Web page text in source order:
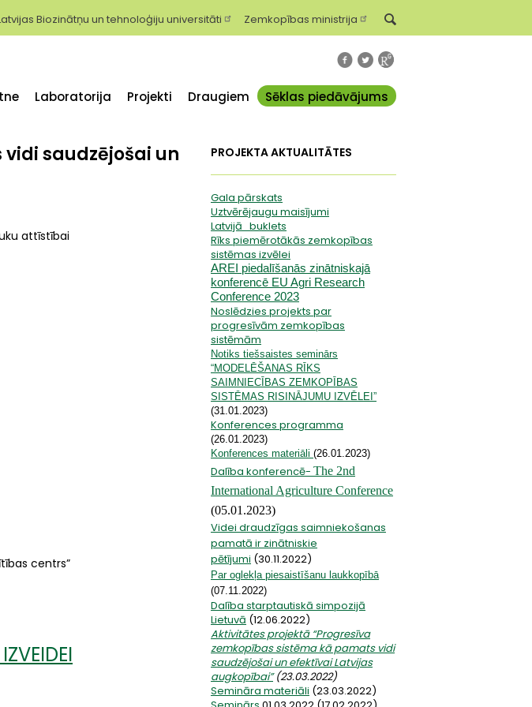
Biozinātņu un tehnoloģiju universitāti Zemkopības ministrija
Laboratorija Projekti Draugiem Sēklas piedāvājums
saudzējošai un
attīstībai
centrs”
PROJEKTA AKTUALITĀTES
Gala pārskats
Uztvērējaugu maisījumi
Latvijā_buklets
Rīks piemērotākās zemkopības
sistēmas izvēlei
AREI piedalīšanās zinātniskajā
konferencē EU Agri Research
Conference 2023
Noslēdzies projekts par
progresīvām zemkopības
sistēmām
Notiks tiešsaistes seminārs
“MODELĒŠANAS RĪKS
SAIMNIECĪBAS ZEMKOPĪBAS
SISTĒMAS RISINĀJUMU IZVĒLEI”
(31.01.2023)
Konferences programma
(26.01.2023)
Konferences materiāli (26.01.2023)
Dalība konferencē- The 2nd
International Agriculture Conference
(05.01.2023)
Videi draudzīgas saimniekošanas
pamatā ir zinātniskie
pētījumi (30.11.2022)
Par oglekļa piesaistīšanu laukkopībā
(07.11.2022)
Dalība starptautiskā simpozijā
Lietuvā (12.06.2022)
Aktivitātes projektā “Progresīva
zemkopības sistēma kā pamats vidi
saudzējošai un efektīvai Latvijas
augkopībai”(23.03.2022)
Semināra materiāli (23.03.2022)